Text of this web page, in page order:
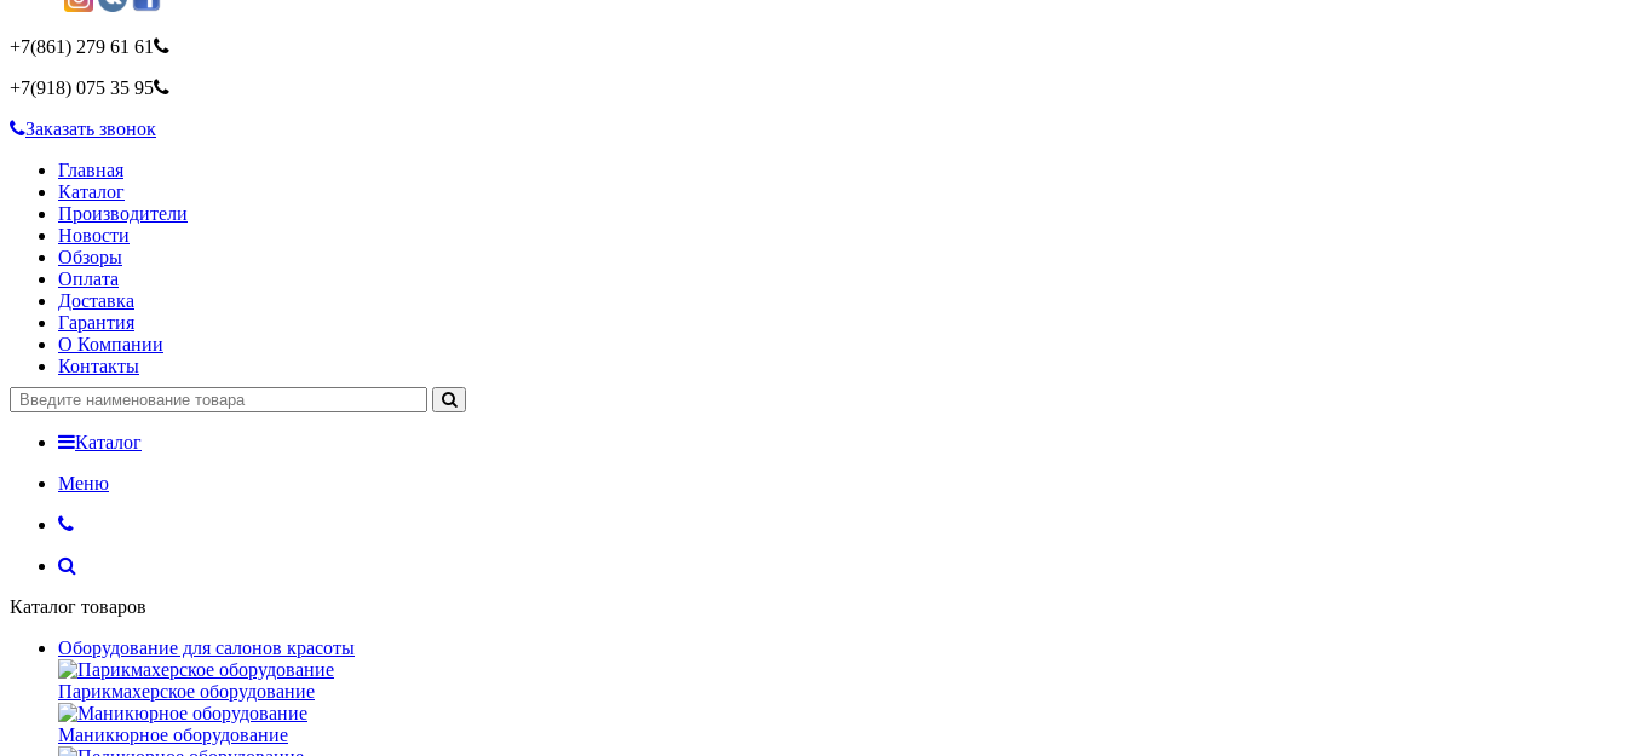
+7(861) 279 61 61
+7(918) 075 35 95
Заказать звонок
Главная
Каталог
Производители
Новости
Обзоры
Оплата
Доставка
Гарантия
О Компании
Контакты
Каталог
Меню
Каталог товаров
Оборудование для салонов красоты
Парикмахерское оборудование
Маникюрное оборудование